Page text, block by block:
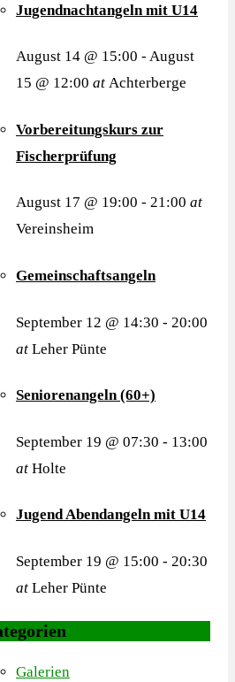
Jugendnachtangeln mit U14
August 14 @ 15:00 - August
15 @ 12:00 at Achterberge
Vorbereitungskurs zur
Fischerprüfung
August 17 @ 19:00 - 21:00 at
Vereinsheim
Gemeinschaftsangeln
September 12 @ 14:30 - 20:00
at Leher Pünte
Seniorenangeln (60+)
September 19 @ 07:30 - 13:00
at Holte
Jugend Abendangeln mit U14
September 19 @ 15:00 - 20:30
at Leher Pünte
Galerien